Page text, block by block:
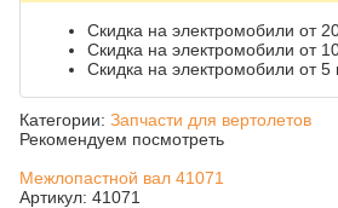
Скидка на электромобили от
Скидка на электромобили от
Скидка на электромобили от 5
Категории: Запчасти для вертолетов
Рекомендуем посмотреть
Межлопастной вал 41071
Артикул: 41071